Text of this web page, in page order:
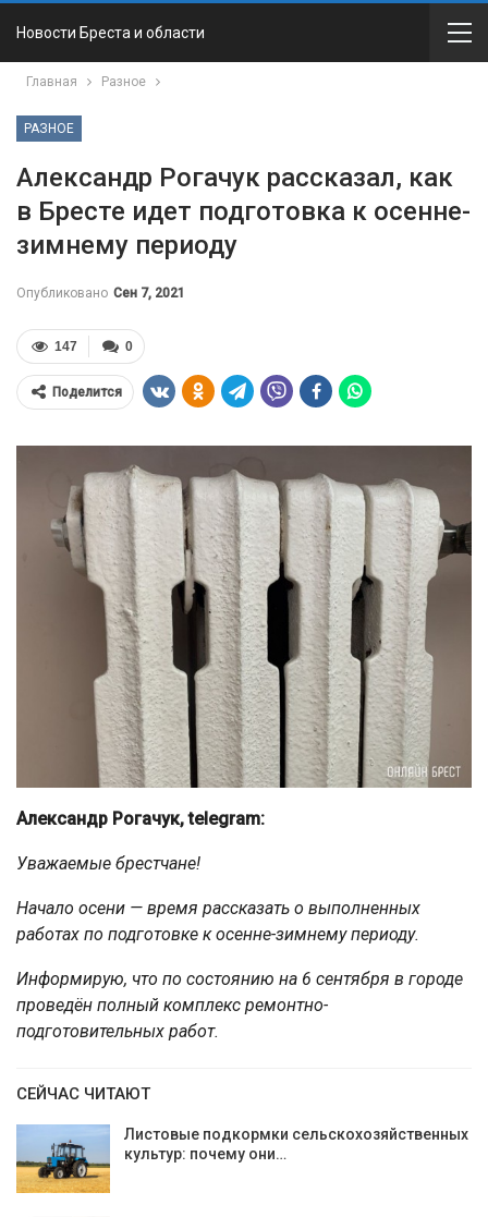
Новости Бреста и области
Главная Разное
РАЗНОЕ
Александр Рогачук рассказал, как
в Бресте идет подготовка к осенне-
зимнему периоду
Опубликовано Сен 7, 2021
0
147
Поделится
Александр Рогачук, telegram:
Уважаемые брестчане!
Начало осени — время рассказать о выполненных
работах по подготовке к осенне-зимнему периоду.
Информирую, что по состоянию на 6 сентября в городе
проведён полный комплекс ремонтно-
подготовительных работ.
СЕЙЧАС ЧИТАЮТ
Листовые подкормки сельскохозяйственных
культур: почему они…